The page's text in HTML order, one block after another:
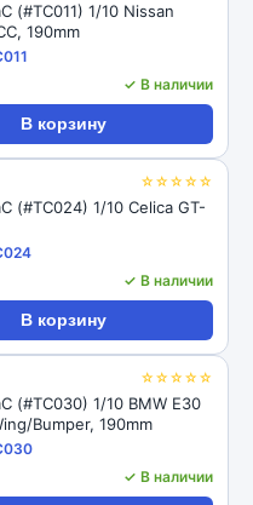
(#TC011) 1/10 Nissan
190mm
✓ В наличии
В корзину
☆☆☆☆☆
(#TC024) 1/10 Celica GT-
✓ В наличии
В корзину
☆☆☆☆☆
(#TC030) 1/10 BMW E30
Bumper, 190mm
✓ В наличии